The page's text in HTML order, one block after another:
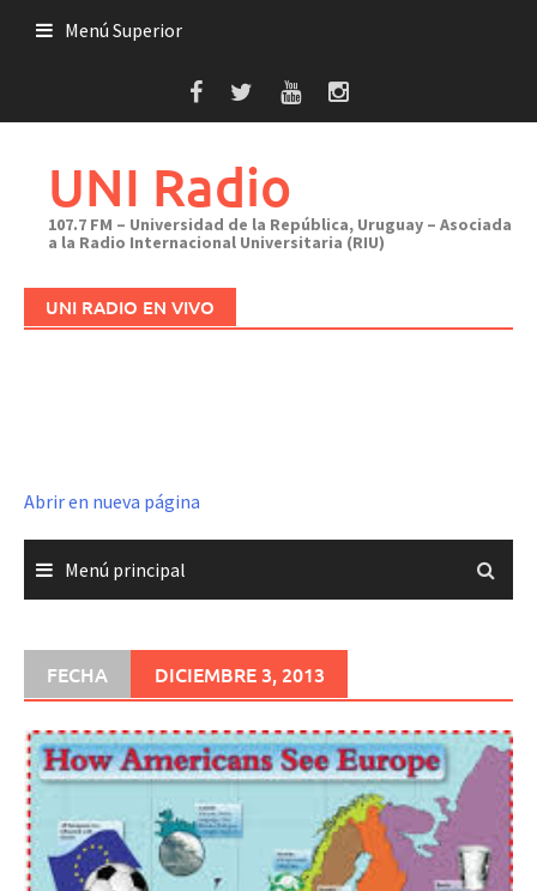
Menú Superior
UNI Radio
107.7 FM – Universidad de la República, Uruguay – Asociada
a la Radio Internacional Universitaria (RIU)
UNI RADIO EN VIVO
Abrir en nueva página
Menú principal
FECHA DICIEMBRE 3, 2013